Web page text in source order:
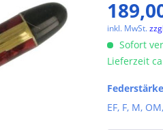
inkl. MwSt.
Sofort
Lieferzeit
EF, F, M,